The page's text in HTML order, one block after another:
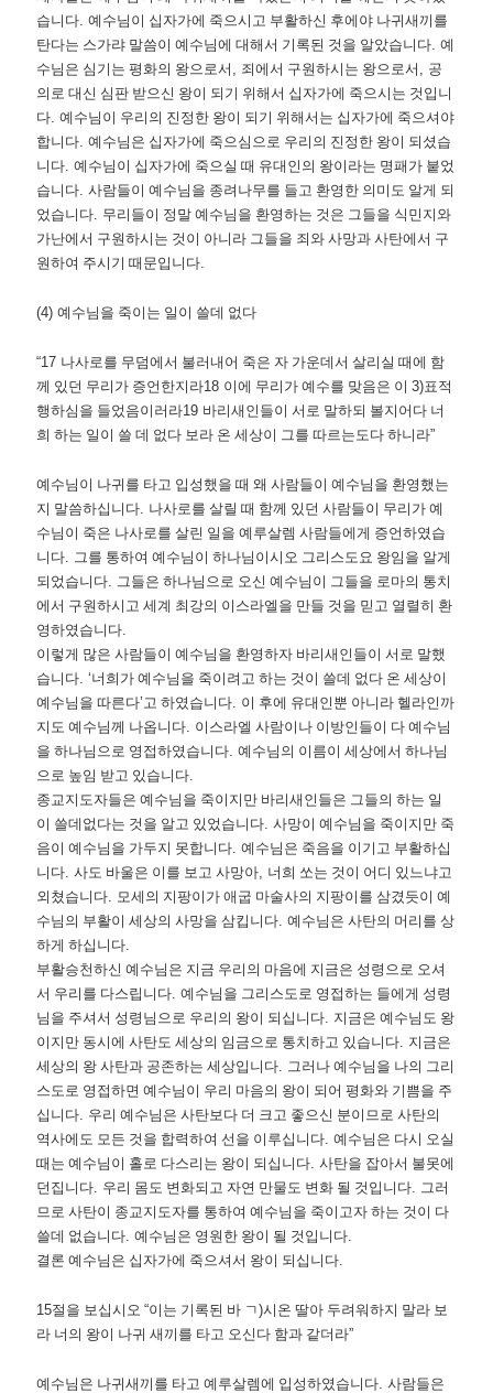
습니다.예수님이 십자가에 죽으시고 부활하신 후에야 나귀새끼를
탄다는 스가랴 말씀이 예수님에 대해서 기록된 것을 알았습니다.예
수님은 심기는 평화의 왕으로서 , 죄에서 구원하시는 왕으로서 , 공
의로 대신 심판 받으신 왕이 되기 위해서 십자가에 죽으시는 것입니
다.예수님이 우리의 진정한 왕이 되기 위해서는 십자가에 죽으셔야
합니다.예수님은 십자가에 죽으심으로 우리의 진정한 왕이 되셨습
니다.예수님이 십자가에 죽으실 때 유대인의 왕이라는 명패가 붙었
습니다.사람들이 예수님을 종려나무를 들고 환영한 의미도 알게 되
었습니다. 무리들이 정말 예수님을 환영하는 것은 그들을 식민지와
가난에서 구원하시는 것이 아니라 그들을 죄와 사망과 사탄에서 구
원하여 주시기 때문입니다.
(4)예수님을 죽이는 일이 쓸데 없다
“17 나사로를 무덤에서 불러내어 죽은 자 가운데서 살리실 때에 함
께 있던 무리가 증언한지라18 이에 무리가 예수를 맞음은 이3)표적
행하심을 들었음이러라19 바리새인들이 서로 말하되 볼지어다 너
희 하는 일이 쓸 데 없다 보라 온 세상이 그를 따르는도다 하니라”
예수님이 나귀를 타고 입성했을 때 왜 사람들이 예수님을 환영했는
지 말씀하십니다. 나사로를 살릴 때 함께 있던 사람들이 무리가 예
수님이 죽은 나사로를 살린 일을 예루살렘 사람들에게 증언하였습
니다. 그를 통하여 예수님이 하나님이시오 그리스도요 왕임을 알게
되었습니다. 그들은 하나님으로 오신 예수님이 그들을 로마의 통치
에서 구원하시고 세계 최강의 이스라엘을 만들 것을 믿고 열렬히 환
영하였습니다.
이렇게 많은 사람들이 예수님을 환영하자 바리새인들이 서로 말했
습니다. ‘너희가 예수님을 죽이려고 하는 것이 쓸데 없다 온 세상이
예수님을 따른다’고 하였습니다. 이 후에 유대인뿐 아니라 헬라인까
지도 예수님께 나옵니다. 이스라엘 사람이나 이방인들이 다 예수님
을 하나님으로 영접하였습니다.예수님의 이름이 세상에서 하나님
으로 높임 받고 있습니다.
종교지도자들은 예수님을 죽이지만 바리새인들은 그들의 하는 일
이 쓸데없다는 것을 알고 있었습니다.사망이 예수님을 죽이지만 죽
음이 예수님을 가두지 못합니다.예수님은 죽음을 이기고 부활하십
니다.사도 바울은 이를 보고 사망아, 너희 쏘는 것이 어디 있느냐고
외쳤습니다. 모세의 지팡이가 애굽 마술사의 지팡이를 삼겼듯이 예
수님의 부활이 세상의 사망을 삼킵니다.예수님은 사탄의 머리를 상
하게 하십니다.
부활승천하신 예수님은 지금 우리의 마음에 지금은 성령으로 오셔
서 우리를 다스립니다.예수님을 그리스도로 영접하는 들에게 성령
님을 주셔서 성령님으로 우리의 왕이 되십니다. 지금은 예수님도 왕
이지만 동시에 사탄도 세상의 임금으로 통치하고 있습니다. 지금은
세상의 왕 사탄과 공존하는 세상입니다. 그러나 예수님을 나의 그리
스도로 영접하면 예수님이 우리 마음의 왕이 되어 평화와 기쁨을 주
십니다. 우리 예수님은 사탄보다 더 크고 좋으신 분이므로 사탄의
역사에도 모든 것을 합력하여 선을 이루십니다.예수님은 다시 오실
때는 예수님이 홀로 다스리는 왕이 되십니다.사탄을 잡아서 불못에
던집니다. 우리 몸도 변화되고 자연 만물도 변화 될 것입니다. 그러
므로 사탄이 종교지도자를 통하여 예수님을 죽이고자 하는 것이 다
쓸데 없습니다.예수님은 영원한 왕이 될 것입니다.
결론 예수님은 십자가에 죽으셔서 왕이 되십니다.
15절을 보십시오“이는 기록된 바 ㄱ)시온 딸아 두려워하지 말라 보
라 너의 왕이 나귀 새끼를 타고 오신다 함과 같더라”
예수님은 나귀새끼를 타고 예루살렘에 입성하였습니다.사람들은